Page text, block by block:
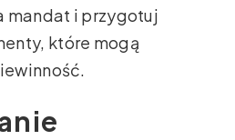
mandat i przygotuj
które mogą